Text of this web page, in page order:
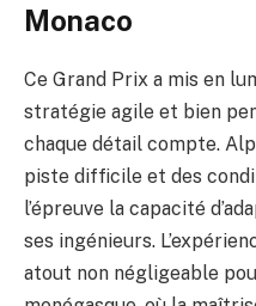
Monaco
Ce Grand Prix a mis en
stratégie agile et bien
chaque détail compte.
piste difficile et des
l’épreuve la capacité
ses ingénieurs.
atout non négligeable